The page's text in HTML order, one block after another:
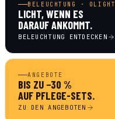
BELEUCHTUNG · OLIGHT
LICHT, WENN ES
DARAUF ANKOMMT.
BELEUCHTUNG ENTDECKEN
ANGEBOTE
BIS ZU −30 %
AUF PFLEGE-SETS.
ZU DEN ANGEBOTEN